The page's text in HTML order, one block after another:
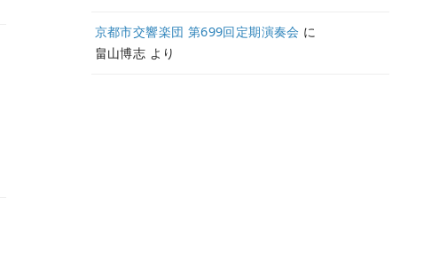
京都市交響楽団 第699回定期演奏会 に
畠山博志 より